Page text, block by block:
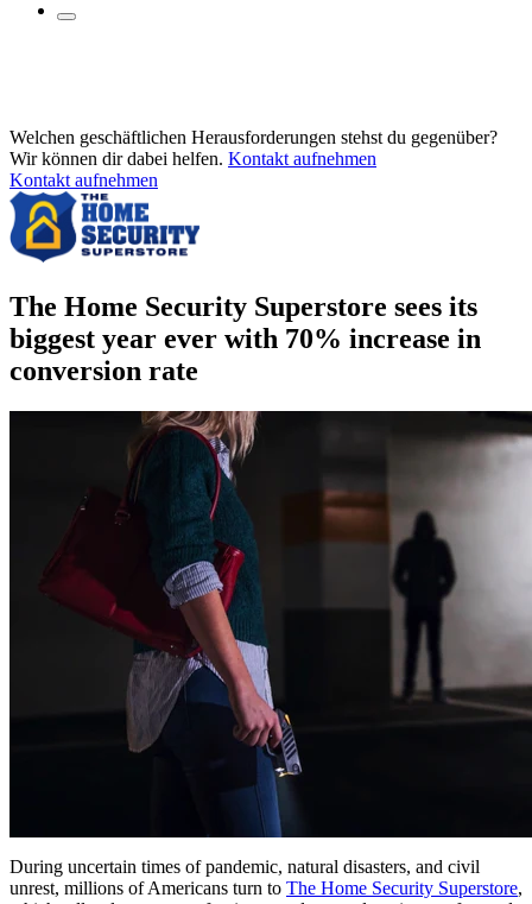
Welchen geschäftlichen Herausforderungen stehst du gegenüber?
Wir können dir dabei helfen. Kontakt aufnehmen
Kontakt aufnehmen
The Home Security Superstore sees its
biggest year ever with 70% increase in
conversion rate
During uncertain times of pandemic, natural disasters, and civil
unrest, millions of Americans turn to The Home Security Superstore,